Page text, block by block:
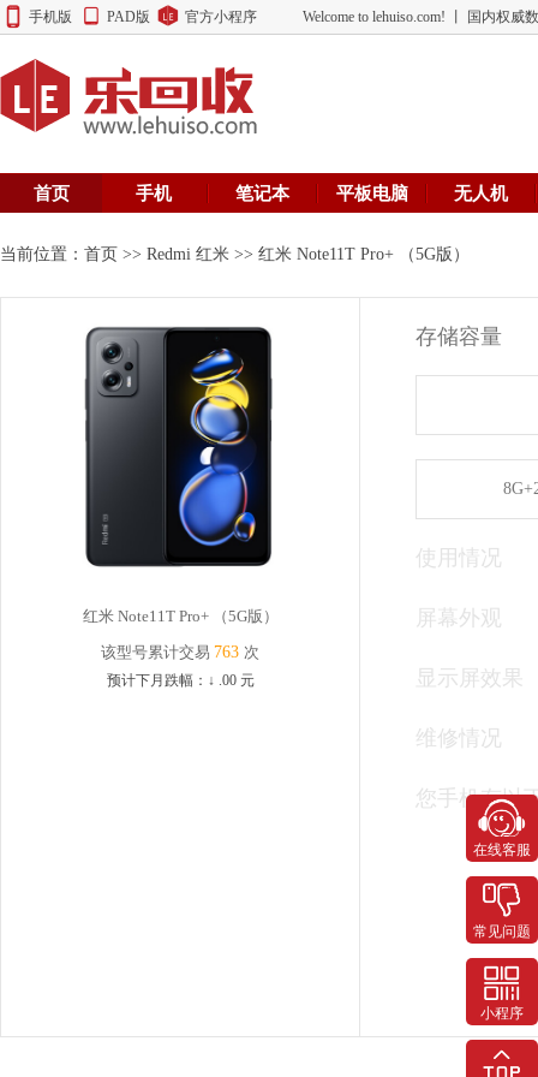
手机版 PAD版 官方小程序 Welcome to lehuiso.com! 丨 国内权威
首页 手机 笔记本 平板电脑 无人机
当前位置： 首页 >> Redmi 红米 >> 红米 Note11T Pro+ （5G版）
红米 Note11T Pro+ （5G版）
该型号累计交易 763 次
预计下月跌幅： ↓ .00元
存储容量
使用情况
屏幕外观
显示屏效果
维修情况
您手机有以
在线客服
常见问题
小程序